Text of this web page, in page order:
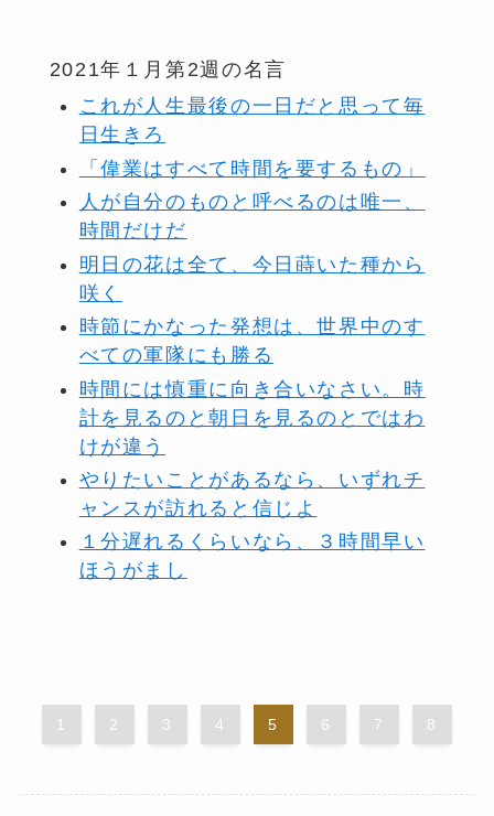
2021年１月第2週の名言
これが人生最後の一日だと思って毎
日生きろ
「偉業はすべて時間を要するもの」
人が自分のものと呼べるのは唯一、
時間だけだ
明日の花は全て、今日蒔いた種から
咲く
時節にかなった発想は、世界中のす
べての軍隊にも勝る
時間には慎重に向き合いなさい。時
計を見るのと朝日を見るのとではわ
けが違う
やりたいことがあるなら、いずれチ
ャンスが訪れると信じよ
１分遅れるくらいなら、３時間早い
ほうがまし
1 2 3 4 5 6 7 8